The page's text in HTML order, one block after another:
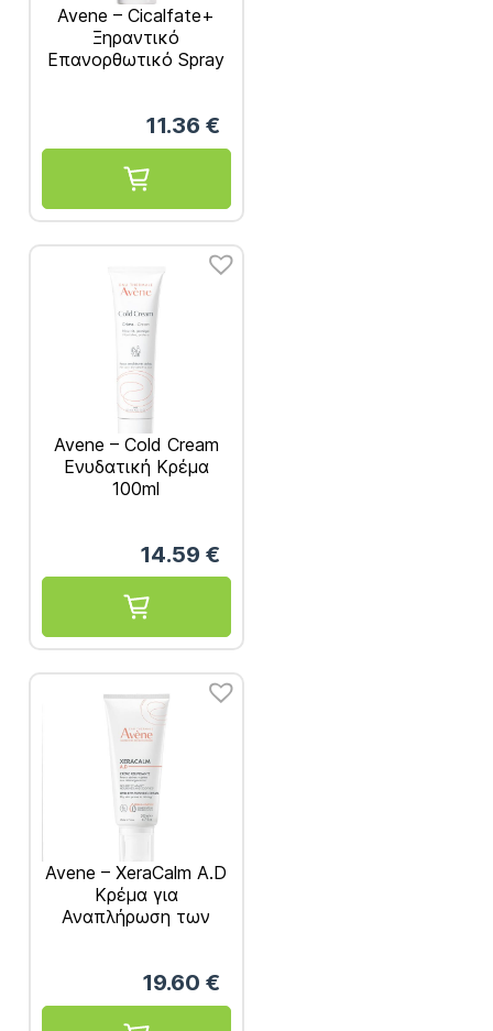
Avene – Cicalfate+
Ξηραντικό
Επανορθωτικό Spray
11.36 €
Avene – Cold Cream
Ενυδατική Κρέμα
100ml
14.59 €
Avene – XeraCalm A.D
Κρέμα για
Αναπλήρωση των
19.60 €